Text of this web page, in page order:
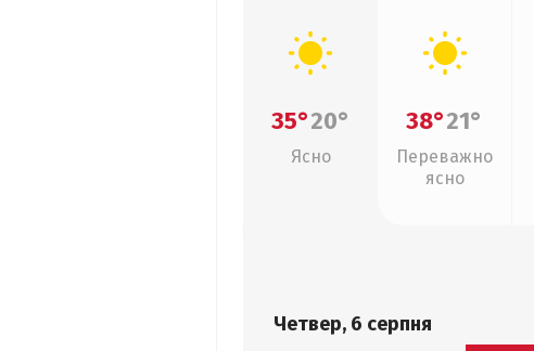
35°20°
Ясно
38°21°
Переважно
ясно
Четвер, 6 серпня